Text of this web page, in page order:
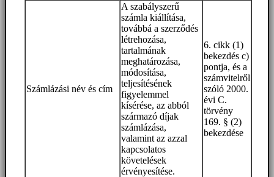
Számlázási név és cím
A szabályszerű
számla kiállítása,
továbbá a szerződés
létrehozása,
tartalmának
meghatározása,
módosítása,
teljesítésének
figyelemmel
kísérése, az abból
származó díjak
számlázása,
valamint az azzal
kapcsolatos
követelések
érvényesítése.
6. cikk (1)
bekezdés c)
pontja, és a
számvitelről
szóló 2000.
évi C.
törvény
169. § (2)
bekezdése